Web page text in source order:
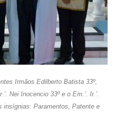
Irmãos Edilberto Batista 33º,
Nei Inocencio 33º e o Em.’. Ir.’.
insígnias: Paramentos, Patente e